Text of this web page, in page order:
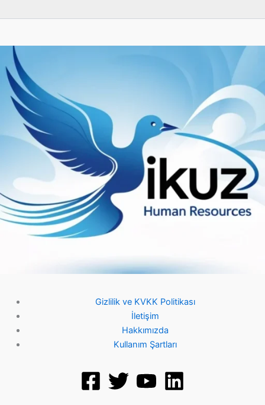
Gizlilik ve KVKK Politikası
İletişim
Hakkımızda
Kullanım Şartları